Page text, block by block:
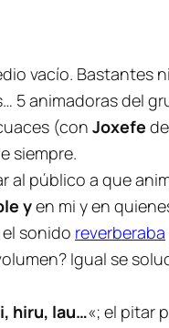
vacío. Bastantes
5 animadoras del
(con Joxefe
siempre.
público a que
yen mi y en
sonido reverberaba
Igual se
hiru, lau…«; el pitar